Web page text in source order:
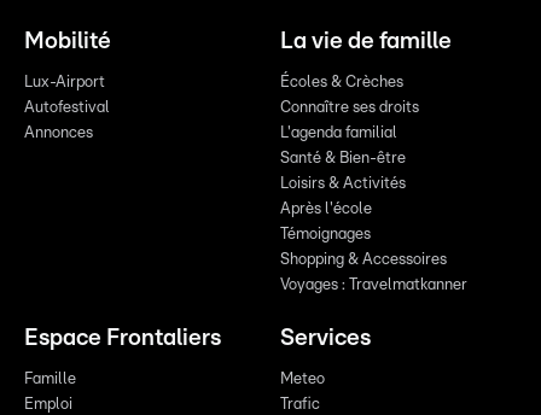
Mobilité
Lux-Airport
Autofestival
Annonces
La vie de famille
Écoles & Crèches
Connaître ses droits
L'agenda familial
Santé & Bien-être
Loisirs & Activités
Après l'école
Témoignages
Shopping & Accessoires
Voyages : Travelmatkanner
Espace Frontaliers
Famille
Emploi
Services
Meteo
Trafic